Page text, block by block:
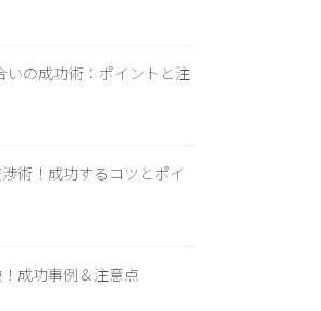
いの成功術：ポイントと注
術！成功するコツとポイ
成功事例＆注意点